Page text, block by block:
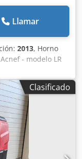
Llamar
2013, Horno
- modelo LR
- para
de gasóleo o gas
- recogida
Clasificado